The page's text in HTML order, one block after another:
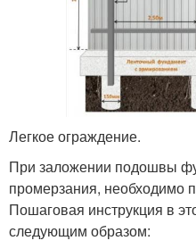
Легкое ограждение.
При заложении подошвы
промерзания, необходимо
Пошаговая инструкция в
следующим образом: